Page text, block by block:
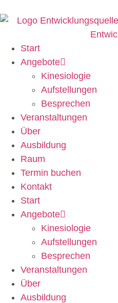
Start
Angebote
Kinesiologie
Aufstellungen
Besprechen
Veranstaltungen
Über
Ausbildung
Raum
Termin buchen
Kontakt
Start
Angebote
Kinesiologie
Aufstellungen
Besprechen
Veranstaltungen
Über
Ausbildung